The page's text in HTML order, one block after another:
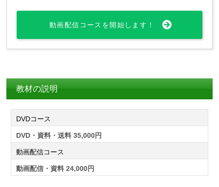
動画配信コースを開始します！
教材の説明
DVDコース
DVD・資料・送料 35,000円
動画配信コース
動画配信・資料 24,000円